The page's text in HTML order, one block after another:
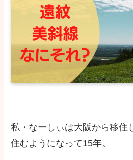
私・なーしぃは大阪から移住
住むようになって15年。